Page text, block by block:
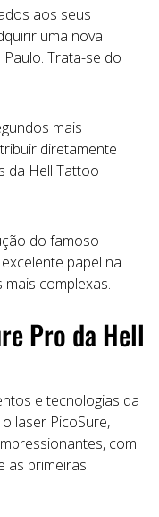
aos seus
uma nova
Trata-se do
mais
diretamente
da Hell Tattoo
do famoso
papel na
complexas.
Pro da Hell
e tecnologias da
laser PicoSure,
com
as primeiras